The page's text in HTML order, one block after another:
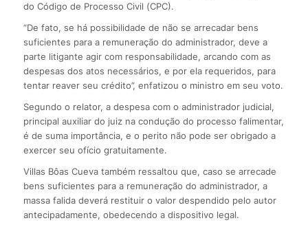
do Código de Processo Civil (CPC).
“De fato, se há possibilidade de não se arrecadar bens
suficientes para a remuneração do administrador, deve a
parte litigante agir com responsabilidade, arcando com as
despesas dos atos necessários, e por ela requeridos, para
tentar reaver seu crédito”, enfatizou o ministro em seu voto.
Segundo o relator, a despesa com o administrador judicial,
principal auxiliar do juiz na condução do processo falimentar,
é de suma importância, e o perito não pode ser obrigado a
exercer seu ofício gratuitamente.
Villas Bôas Cueva também ressaltou que, caso se arrecade
bens suficientes para a remuneração do administrador, a
massa falida deverá restituir o valor despendido pelo autor
antecipadamente, obedecendo a dispositivo legal.